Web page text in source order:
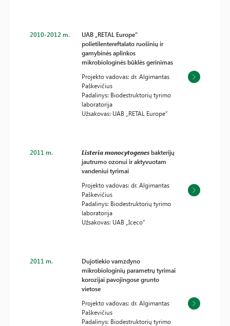
2010-2012 m.
UAB „RETAL Europe“
polietilentereftalato ruošinių ir
gamybinės aplinkos
mikrobiologinės būklės gerinimas
Projekto vadovas: dr. Algimantas
Paškevičius
Padalinys: Biodestruktorių tyrimo
laboratorija
Užsakovas: UAB „RETAL Europe“
2011 m. Listeria monocytogenesbakterijų
jautrumo ozonui ir aktyvuotam
vandeniui tyrimai
Projekto vadovas: dr. Algimantas
Paškevičius
Padalinys: Biodestruktorių tyrimo
laboratorija
Užsakovas: UAB „Iceco“
2011 m.
Dujotiekio vamzdyno
mikrobiologinių parametrų tyrimai
korozijai pavojingose grunto
vietose
Projekto vadovas: dr. Algimantas
Paškevičius
Padalinys: Biodestruktorių tyrimo